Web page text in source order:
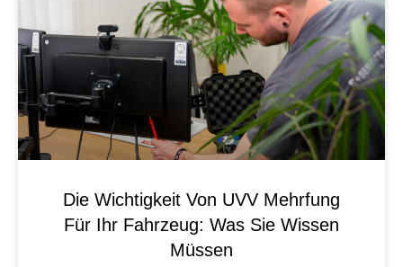
Die Wichtigkeit Von UVV Mehrfung
Für Ihr Fahrzeug: Was Sie Wissen
Müssen